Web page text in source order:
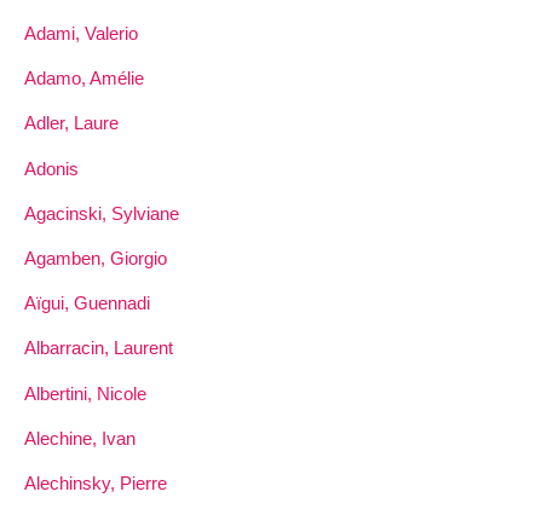
Adami, Valerio
Adamo, Amélie
Adler, Laure
Adonis
Agacinski, Sylviane
Agamben, Giorgio
Aïgui, Guennadi
Albarracin, Laurent
Albertini, Nicole
Alechine, Ivan
Alechinsky, Pierre